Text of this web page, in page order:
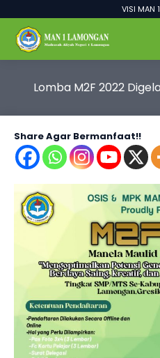
VISI MAN 1
Lomba M2F 2022
Share Agar Bermanfaat!!